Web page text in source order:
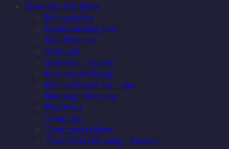
Chăm Sóc Sức Khỏe
Bôi ngoài da
Dạ dày đường ruột
Dầu Thái Lan
Giảm cân
Giảm đau - Hạ sốt
Kem tan mỡ bụng
Kích thích mọc tóc - râu
Mật ong - Keo ong
Phụ khoa
Tăng cân
Tăng sinh lý Nam
Thực phẩm bổ sung - Vitamin